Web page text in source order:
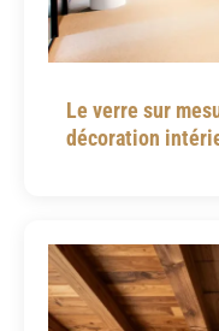
Le verre sur
décoration